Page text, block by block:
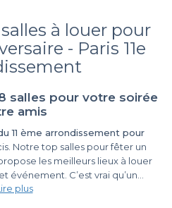
à louer pour
- Paris 11e
salles pour votre soirée
amis
11 ème arrondissement pour
Notre top salles pour fêter un
les meilleurs lieux à louer
C’est vrai qu’un
tous les jours : et pour ça, en
plus